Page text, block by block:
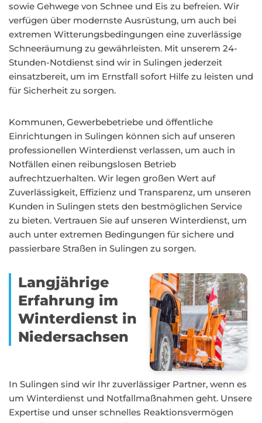
sowie Gehwege von Schnee und Eis zu befreien. Wir
verfügen über modernste Ausrüstung, um auch bei
extremen Witterungsbedingungen eine zuverlässige
Schneeräumung zu gewährleisten. Mit unserem 24-
Stunden-Notdienst sind wir in Sulingen jederzeit
einsatzbereit, um im Ernstfall sofort Hilfe zu leisten und
für Sicherheit zu sorgen.
Kommunen, Gewerbebetriebe und öffentliche
Einrichtungen in Sulingen können sich auf unseren
professionellen Winterdienst verlassen, um auch in
Notfällen einen reibungslosen Betrieb
aufrechtzuerhalten. Wir legen großen Wert auf
Zuverlässigkeit, Effizienz und Transparenz, um unseren
Kunden in Sulingen stets den bestmöglichen Service
zu bieten. Vertrauen Sie auf unseren Winterdienst, um
auch unter extremen Bedingungen für sichere und
passierbare Straßen in Sulingen zu sorgen.
Langjährige
Erfahrung im
Winterdienst in
Niedersachsen
In Sulingen sind wir Ihr zuverlässiger Partner, wenn es
um Winterdienst und Notfallmaßnahmen geht. Unsere
Expertise und unser schnelles Reaktionsvermögen